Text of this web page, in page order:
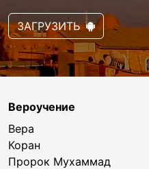
ЗАГРУЗИТЬ
Вероучение
Вера
Коран
Пророк Мухаммад